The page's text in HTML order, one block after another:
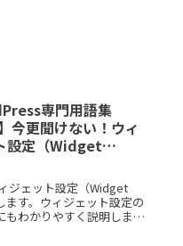
専門用語集
今更聞けない！ウィ
設定（Widget
ジェット設定（Widget
す。ウィジェット設定の
わかりやすく説明しま